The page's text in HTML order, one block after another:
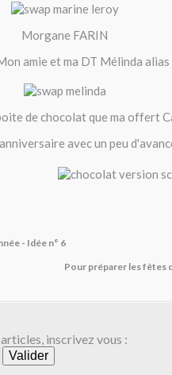
Morgane FARIN
amie et ma DT Mélinda
de chocolat que ma offert
avec un peu
- Idée n° 6
Pour préparer les fêtes
inscrivez vous :